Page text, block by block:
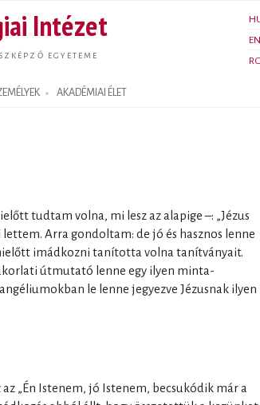
tartalomra
Intézet
EGYETEME
EN
AKADÉMIAI ÉLET
tudtam volna, mi lesz az alapige –: „Jézus
Arra gondoltam: de jó és hasznos lenne
imádkozni tanította volna tanítványait.
útmutató lenne egy ilyen minta-
le lenne jegyezve Jézusnak ilyen
„Én Istenem, jó Istenem, becsukódik már a